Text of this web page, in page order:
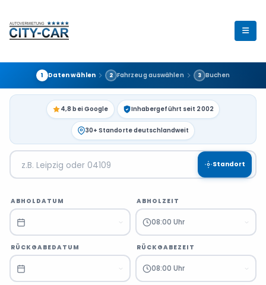
1 Daten wählen 2 Fahrzeug auswählen 3 Buchen
4,8 bei Google Inhabergeführt seit 2002
30+ Standorte deutschlandweit
Standort
ABHOLDATUM ABHOLZEIT
08:00 Uhr
RÜCKGABEDATUM RÜCKGABEZEIT
08:00 Uhr